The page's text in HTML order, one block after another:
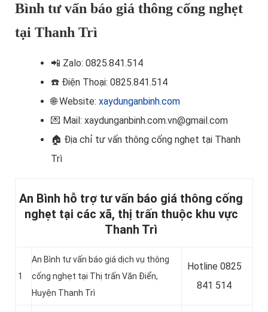
Bình tư vấn báo giá thông cống nghẹt
tại Thanh Trì
📲 Zalo: 0825.841.514
☎️ Điện Thoại: 0825.841.514
🌐 Website: xaydunganbinh.com
💌 Mail: xaydunganbinh.com.vn@gmail.com
🏠 Địa chỉ tư vấn thông cống nghẹt tại Thanh
Trì
An Bình hỗ trợ tư vấn báo giá thông cống
nghẹt tại các xã, thị trấn thuộc khu vực
Thanh Trì
1
An Bình tư vấn báo giá dịch vụ thông
cống nghẹt tại Thị trấn Văn Điển,
Huyện Thanh Trì
Hotline 0825
841 514